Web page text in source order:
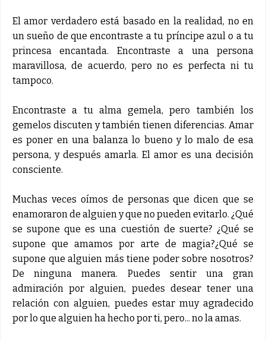
El amor verdadero está basado en la realidad, no en
un sueño de que encontraste a tu príncipe azul o a tu
princesa encantada. Encontraste a una persona
maravillosa, de acuerdo, pero no es perfecta ni tu
tampoco.
Encontraste a tu alma gemela, pero también los
gemelos discuten y también tienen diferencias. Amar
es poner en una balanza lo bueno y lo malo de esa
persona, y después amarla. El amor es una decisión
consciente.
Muchas veces oímos de personas que dicen que se
enamoraron de alguien y que no pueden evitarlo. ¿Qué
se supone que es una cuestión de suerte? ¿Qué se
supone que amamos por arte de magia?¿Qué se
supone que alguien más tiene poder sobre nosotros?
De ninguna manera. Puedes sentir una gran
admiración por alguien, puedes desear tener una
relación con alguien, puedes estar muy agradecido
por lo que alguien ha hecho por ti, pero... no la amas.